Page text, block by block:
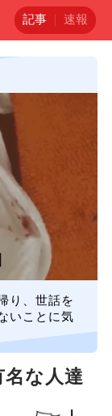
記事 速報
り、世話を
いことに気
な人達